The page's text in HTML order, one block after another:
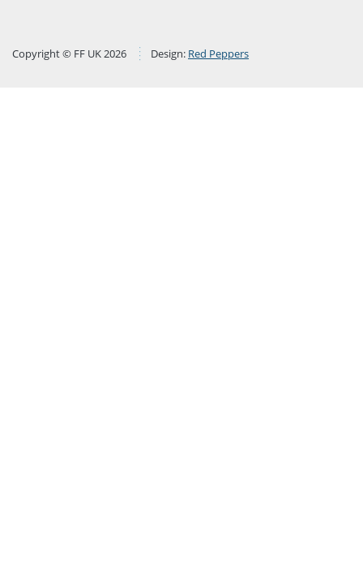
Copyright © FF UK 2026 Design: Red Peppers